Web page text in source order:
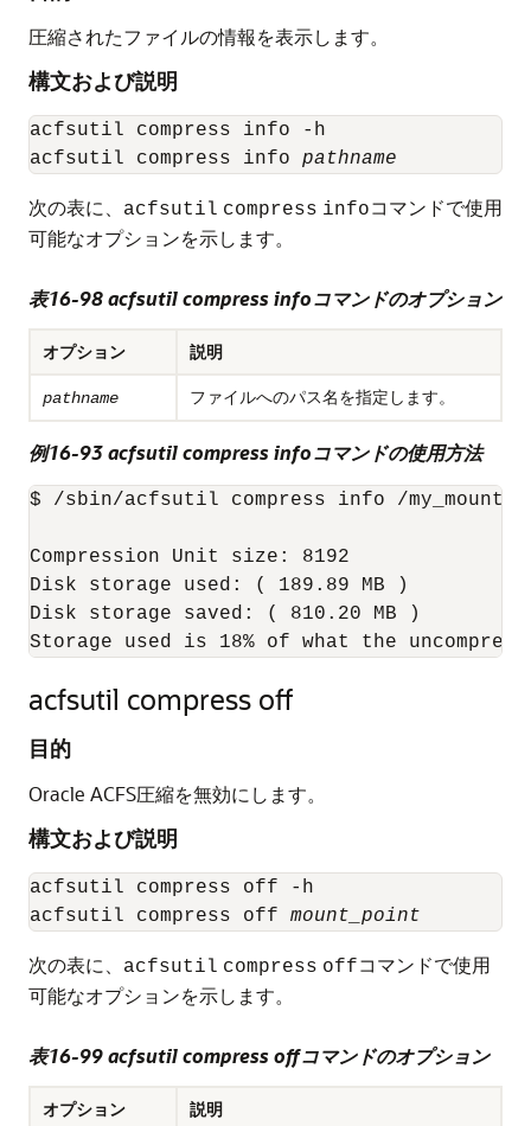
圧縮されたファイルの情報を表示します。
構文および説明
acfsutil compress info -h
acfsutil compress info pathname
次の表に、 acfsutil compress infoコマンドで使用
可能なオプションを示します。
表16-98 acfsutil compress infoコマンドのオプション
オプション 説明
pathname ファイルへのパス名を指定します。
例16-93 acfsutil compress infoコマンドの使用方法
$ /sbin/acfsutil compress info /
Compression Unit size: 8192
Disk storage used: ( 189.89 MB )
Disk storage saved: ( 810.20 MB )
Storage used is 18% of what the
acfsutil compress off
目的
Oracle ACFS圧縮を無効にします。
構文および説明
acfsutil compress off -h
acfsutil compress off mount_point
次の表に、 acfsutil compress offコマンドで使用
可能なオプションを示します。
表16-99 acfsutil compress offコマンドのオプション
オプション 説明